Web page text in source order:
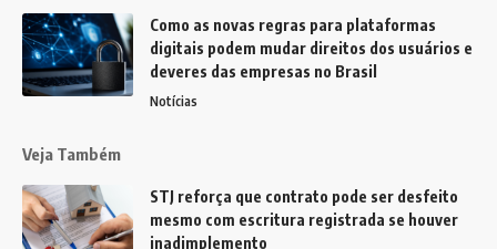
Como as novas regras para plataformas
digitais podem mudar direitos dos usuários e
deveres das empresas no Brasil
Notícias
Veja Também
STJ reforça que contrato pode ser desfeito
mesmo com escritura registrada se houver
inadimplemento